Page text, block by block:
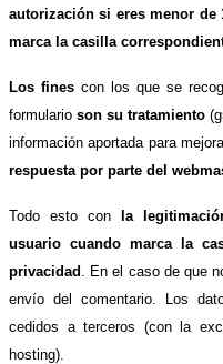
autorización si eres menor de
marca la casilla
Los finescon los que se
formularioson su tratamiento
información aportada para
respuesta por parte del
Todo esto con
la
usuario cuando marca la
privacidad
. En el caso de que
envío del comentario. Los
cedidos a terceros (con la
hosting).